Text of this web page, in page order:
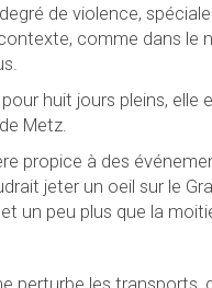
de violence,
comme dans le
huit jours pleins, elle
Metz.
propice à des
jeter un oeil sur le
un peu plus que la